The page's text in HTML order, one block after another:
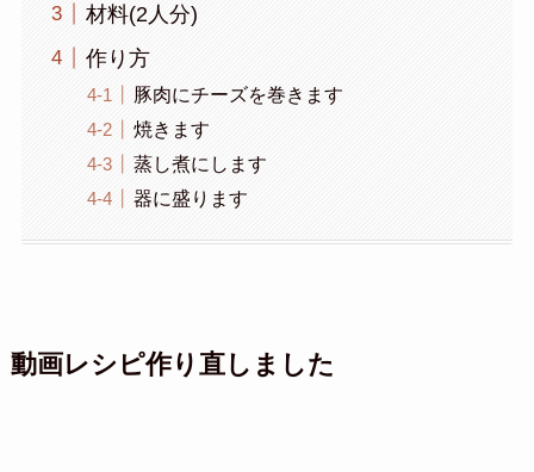
材料(2人分)
作り方
豚肉にチーズを巻きます
焼きます
蒸し煮にします
器に盛ります
動画レシピ作り直しました